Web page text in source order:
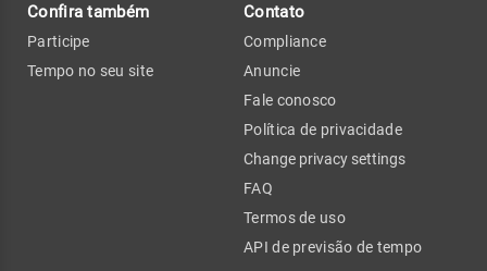
Confira também
Participe
Tempo no seu site
Contato
Compliance
Anuncie
Fale conosco
Política de privacidade
Change privacy settings
FAQ
Termos de uso
API de previsão de tempo